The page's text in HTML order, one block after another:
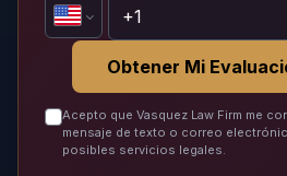
Obtener Mi
Acepto que Vasquez Law Firm me
mensaje de texto o correo
posibles servicios legales.